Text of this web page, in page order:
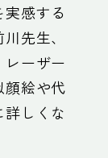
感する
先生、
ーザー
絵や代
しくな